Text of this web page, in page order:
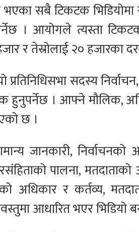
भएका सबै टिकटक
। आयोगले त्यस्ता
र तेस्रोलाई २० हजारका
प्रतिनिधिसभा सदस्य
। आफ्ने मौलिक,
छ ।
जानकारी,
पालना,
अधिकार र कर्तव्य,
आधारित भएर भिडियो